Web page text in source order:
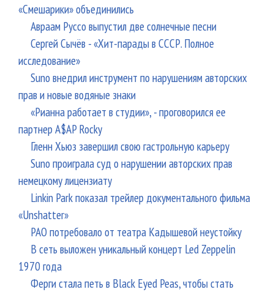
«Смешарики» объединились
Авраам Руссо выпустил две солнечные песни
Сергей Сычёв - «Хит-парады в СССР. Полное
исследование»
Suno внедрил инструмент по нарушениям авторских
прав и новые водяные знаки
«Рианна работает в студии», - проговорился ее
партнер A$AP Rocky
Гленн Хьюз завершил свою гастрольную карьеру
Suno проиграла суд о нарушении авторских прав
немецкому лицензиату
Linkin Park показал трейлер документального фильма
«Unshatter»
РАО потребовало от театра Кадышевой неустойку
В сеть выложен уникальный концерт Led Zeppelin
1970 года
Ферги стала петь в Black Eyed Peas, чтобы стать